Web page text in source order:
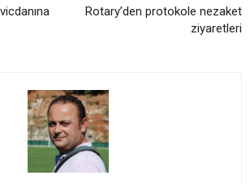
Rotary’den protokole nezaket
ziyaretleri